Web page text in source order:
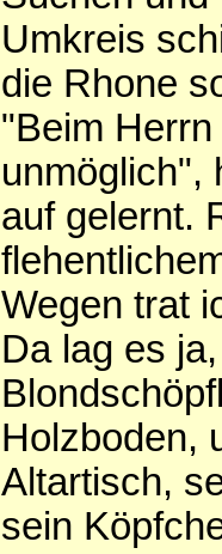
Umkreis
die Rhone
"Beim
unmöglich",
auf gelernt.
Wegen trat
Da lag es
Holzboden,
Altartisch,
sein